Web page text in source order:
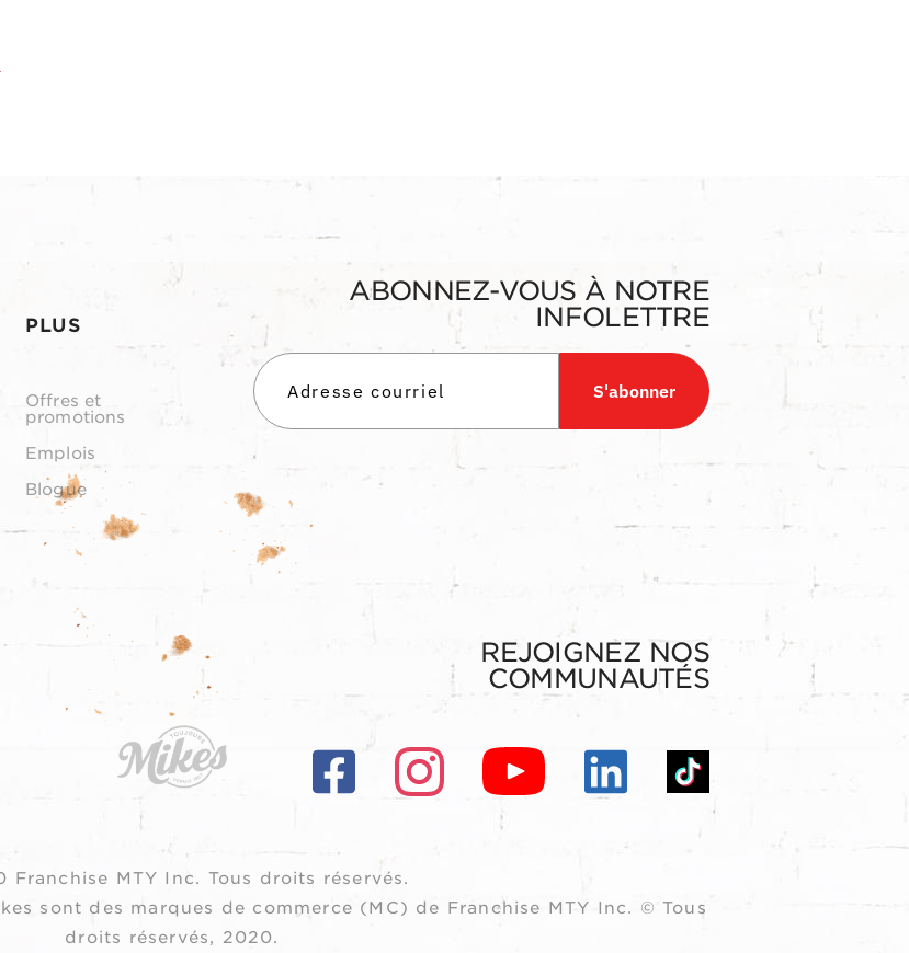
PLUS
Offres et
promotions
Emplois
Blogue
ABONNEZ-VOUS À NOTRE
INFOLETTRE
S'abonner
REJOIGNEZ NOS
COMMUNAUTÉS
Franchise MTY Inc. Tous droits réservés.
sont des marques de commerce (MC) de Franchise MTY Inc. © Tous
droits réservés, 2020.